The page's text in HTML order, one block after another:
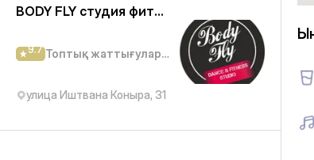
BODY FLY студия фитнеса и танцев
9.7 Топтық жаттығулар студиясы
улица Иштвана Коныра, 31